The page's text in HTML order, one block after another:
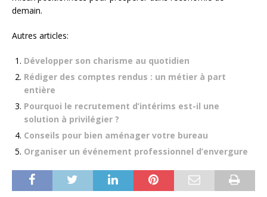
demain.
Autres articles:
Développer son charisme au quotidien
Rédiger des comptes rendus : un métier à part
entière
Pourquoi le recrutement d’intérims est-il une
solution à privilégier ?
Conseils pour bien aménager votre bureau
Organiser un événement professionnel d’envergure